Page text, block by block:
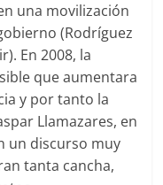
una movilización
(Rodríguez
En 2008, la
que aumentara
y por tanto la
Llamazares, en
un discurso muy
tanta cancha,